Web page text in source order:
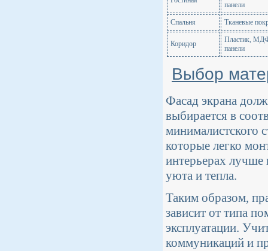
панели
Спальня Тканевые
Коридор
Пластик,
панели
Выбор
Фасад экрана
выбирается в
минималистского
которые легко
интерьерах лучше
уюта и тепла.
Таким образом,
зависит от типа
эксплуатации.
коммуникаций и